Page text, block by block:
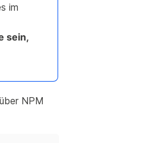
im
sein,
NPM